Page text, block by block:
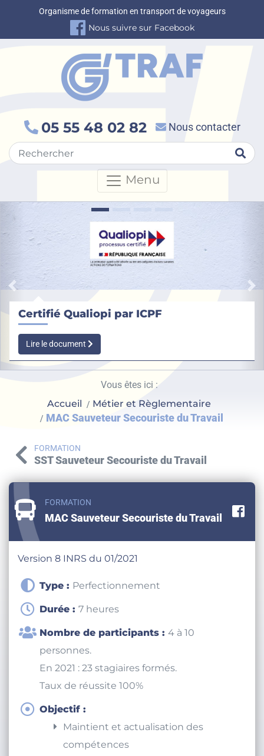
Organisme de formation en transport de voyageurs
Nous suivre sur Facebook
05 55 48 02 82 Nous contacter
Menu
Qualiopi par ICPF
activités
Précédent
Accueil
Métier et Règlementaire
FORMATION
FORMATION
personnes.
En 2021 : 23 stagiaires formés.
Objectif :
Maintient et actualisation des